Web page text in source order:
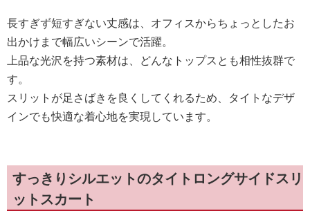
長すぎず短すぎない丈感は、オフィスからちょっとしたお
出かけまで幅広いシーンで活躍。
上品な光沢を持つ素材は、どんなトップスとも相性抜群で
す。
スリットが足さばきを良くしてくれるため、タイトなデザ
インでも快適な着心地を実現しています。
すっきりシルエットのタイトロングサイドスリ
ットスカート